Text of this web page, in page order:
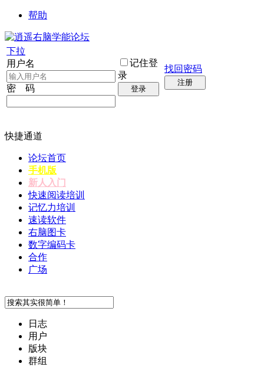
帮助
下拉
用户名
密 码
记住登
录
登录
找回密码
注册
快捷通道
论坛首页
手机版
新人入门
快速阅读培训
记忆力培训
速读软件
右脑图卡
数字编码卡
合作
广场
日志
用户
版块
群组